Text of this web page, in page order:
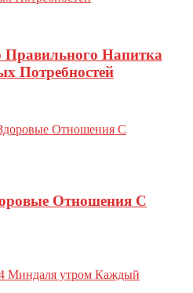
Напитка
Потребностей
Отношения С